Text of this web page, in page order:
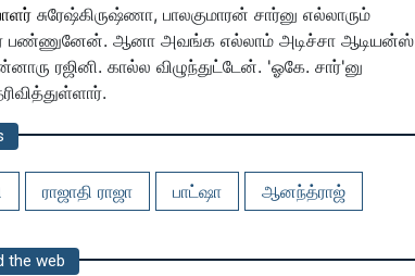
சுரேஷ்கிருஷ்ணா, பாலகுமாரன் சார்னு எல்லாரும்
பண்ணுனேன். ஆனா அவங்க எல்லாம் அடிச்சா ஆடியன்ஸ்
ரஜினி. கால்ல விழுந்துட்டேன். 'ஓகே. சார்'னு
ராஜாதி ராஜா பாட்ஷா ஆனந்த்ராஜ்
the web